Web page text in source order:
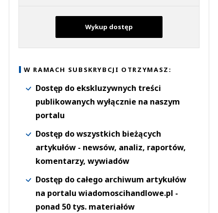
Wykup dostęp
W RAMACH SUBSKRYBCJI OTRZYMASZ:
Dostęp do ekskluzywnych treści
publikowanych wyłącznie na naszym
portalu
Dostęp do wszystkich bieżących
artykułów - newsów, analiz, raportów,
komentarzy, wywiadów
Dostęp do całego archiwum artykułów
na portalu wiadomoscihandlowe.pl -
ponad 50 tys. materiałów